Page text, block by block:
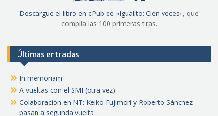
Descargue el libro en ePub de «Igualito: Cien veces», que
compila las 100 primeras tiras.
Últimas entradas
In memoriam
A vueltas con el SMI (otra vez)
Colaboración en NT: Keiko Fujimori y Roberto Sánchez
pasan a segunda vuelta